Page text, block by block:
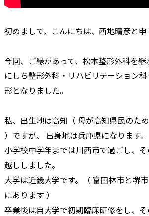
初めまして、こんにちは、西地晴彦と申
今回、ご縁があって、松本整形外科を継
にしち整形外科・リハビリテーション
形となりました。
私、出生地は高知（ 母が高知県民のた
）ですが、 出身地は兵庫県になります。
小学校中学年までは川西市で過ごし、
越ししました。
大学は近畿大学です。（ 富田林市と堺
にあります ）
卒業後は自大学で初期臨床研修をし、